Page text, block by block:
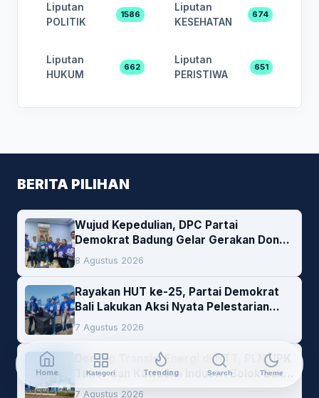
Liputan
POLITIK
1586
Liputan
KESEHATAN
674
Liputan
HUKUM
662
Liputan
PERISTIWA
651
BERITA PILIHAN
Wujud Kepedulian, DPC Partai
Demokrat Badung Gelar Gerakan Donor
Darah
8 Agustus 2026
Rayakan HUT ke-25, Partai Demokrat
Bali Lakukan Aksi Nyata Pelestarian
Lingkungan
7 Agustus 2026
Dorong Transisi Energi di NTT, PLN UPK
Timor dan Kawasan Industri Bolok Buka
Peluang Investasi Woodchip untuk
7 Agustus 2026
Home Kategori Trending Search Theme